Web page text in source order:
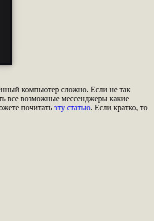
компьютер сложно. Если не так
все возможные мессенджеры какие
почитать эту статью. Если кратко, то